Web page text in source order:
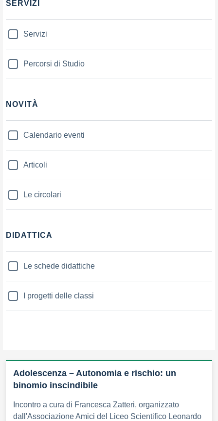
SERVIZI
Servizi
Percorsi di Studio
NOVITÀ
Calendario eventi
Articoli
Le circolari
DIDATTICA
Le schede didattiche
I progetti delle classi
Adolescenza – Autonomia e rischio: un
binomio inscindibile
Incontro a cura di Francesca Zatteri, organizzato
dall'Associazione Amici del Liceo Scientifico Leonardo